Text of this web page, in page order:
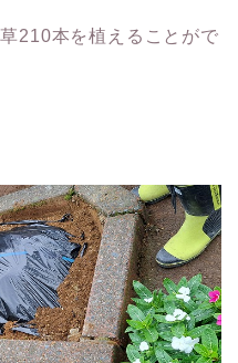
210本を植えることがで